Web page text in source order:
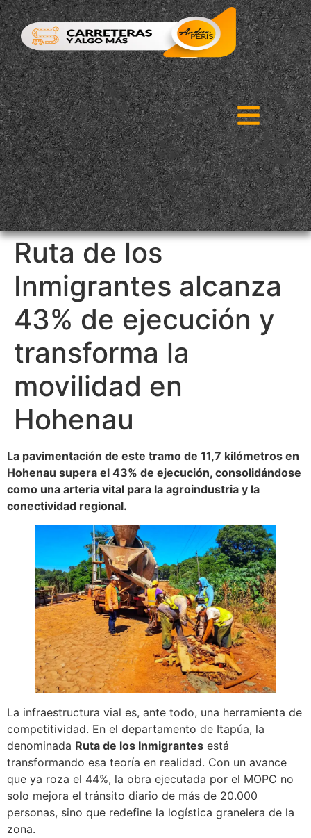
Ruta de los
Inmigrantes alcanza
43% de ejecución y
transforma la
movilidad en
Hohenau
La pavimentación de este tramo de 11,7 kilómetros en
Hohenau supera el 43% de ejecución, consolidándose
como una arteria vital para la agroindustria y la
conectividad regional.
La infraestructura vial es, ante todo, una herramienta de
competitividad. En el departamento de Itapúa, la
denominada Ruta de los Inmigrantes está
transformando esa teoría en realidad. Con un avance
que ya roza el 44%, la obra ejecutada por el MOPC no
solo mejora el tránsito diario de más de 20.000
personas, sino que redefine la logística granelera de la
zona.